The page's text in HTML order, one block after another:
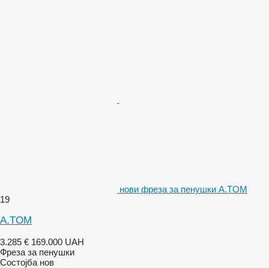
нови фреза за пенушки A.TOM
19
A.TOM
3.285 € 169.000 UAH
Фреза за пенушки
Состојба нов